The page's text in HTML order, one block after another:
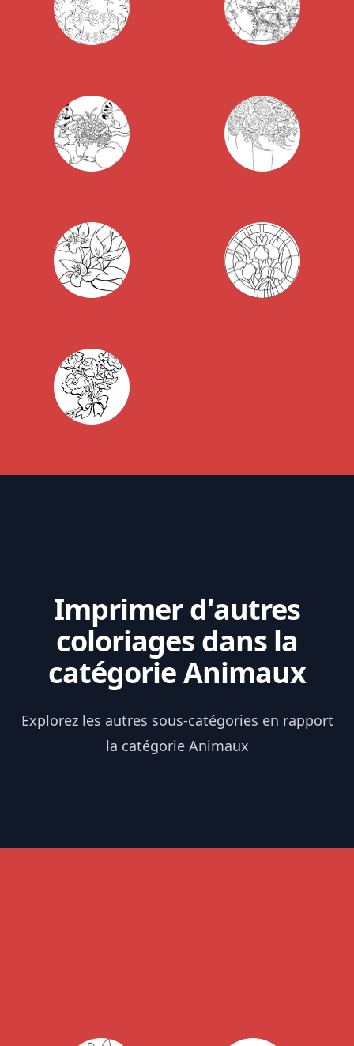
Imprimer d'autres
coloriages dans la
catégorie Animaux
Explorez les autres sous-catégories en rapport
la catégorie Animaux